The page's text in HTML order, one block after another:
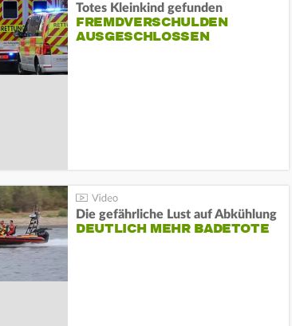
Totes Kleinkind gefunden
FREMDVERSCHULDEN
AUSGESCHLOSSEN
Die gefährliche Lust auf Abkühlung
DEUTLICH MEHR BADETOTE